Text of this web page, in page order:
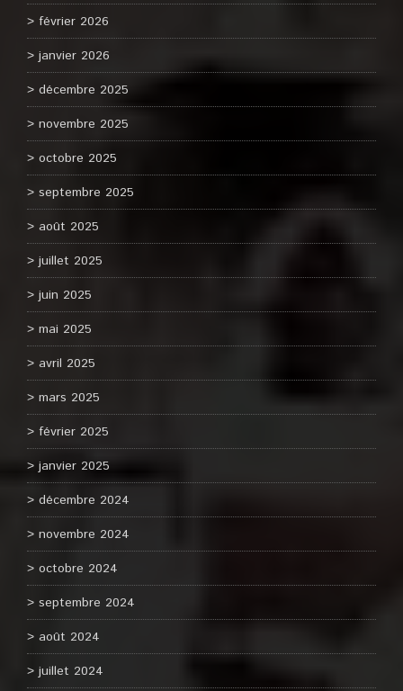
février 2026
janvier 2026
décembre 2025
novembre 2025
octobre 2025
septembre 2025
août 2025
juillet 2025
juin 2025
mai 2025
avril 2025
mars 2025
février 2025
janvier 2025
décembre 2024
novembre 2024
octobre 2024
septembre 2024
août 2024
juillet 2024